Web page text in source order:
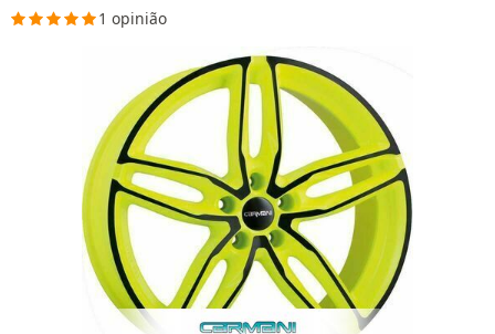
1 opinião